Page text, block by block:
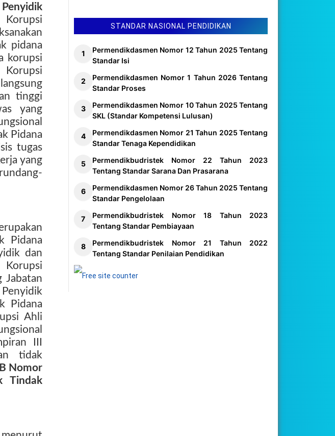
Korupsi
pidana
korupsi
tinggi
yang
Pidana
tugas
yang
Pidana
dan
Jabatan
Pidana
Ahli
III
tidak
Nomor
Tindak
STANDAR NASIONAL PENDIDIKAN
Permendikdasmen Nomor 12 Tahun 2025 Tentang
Standar Isi
Permendikdasmen Nomor 1 Tahun 2026 Tentang
Standar Proses
Permendikdasmen Nomor 10 Tahun 2025 Tentang
SKL (Standar Kompetensi Lulusan)
Permendikdasmen Nomor 21 Tahun 2025 Tentang
Standar Tenaga Kependidikan
Permendikbudristek Nomor 22 Tahun 2023
Tentang Standar Sarana Dan Prasarana
Permendikdasmen Nomor 26 Tahun 2025 Tentang
Standar Pengelolaan
Permendikbudristek Nomor 18 Tahun 2023
Tentang Standar Pembiayaan
Permendikbudristek Nomor 21 Tahun 2022
Tentang Standar Penilaian Pendidikan